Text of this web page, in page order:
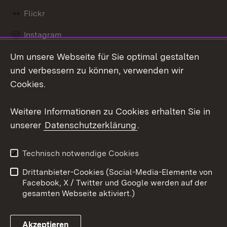
Flickr
Instagram
Social Wall
Barrierefreiheit
Benutzungshinweise
Impressum
Cookies
Um unsere Webseite für Sie optimal gestalten
und verbessern zu können, verwenden wir
Cookies.
Weitere Informationen zu Cookies erhalten Sie in
unserer Datenschutzerklärung.
Technisch notwendige Cookies
Drittanbieter-Cookies (Social-Media-Elemente von
Facebook, X / Twitter und Google werden auf der
gesamten Webseite aktiviert.)
Akzeptieren